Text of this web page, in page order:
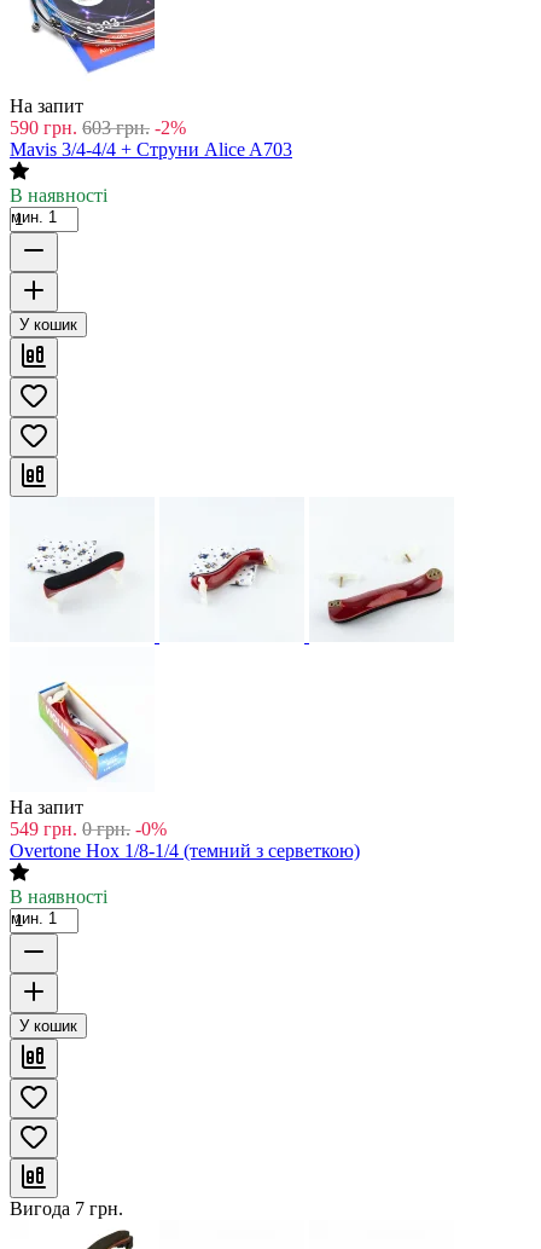
На запит
590 грн. 603 грн. -2%
Mavis 3/4-4/4 + Струни Alice A703
В наявності
мин. 1
У кошик
На запит
549 грн. 0 грн. -0%
Overtone Hox 1/8-1/4 (темний з серветкою)
В наявності
мин. 1
У кошик
Вигода 7 грн.